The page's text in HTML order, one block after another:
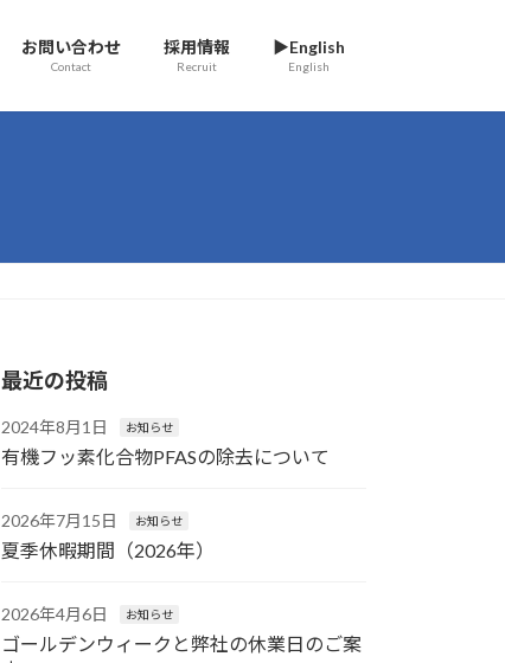
お問い合わせ
Contact
採用情報
Recruit
▶English
English
最近の投稿
2024年8月1日 お知らせ
有機フッ素化合物PFASの除去について
2026年7月15日 お知らせ
夏季休暇期間（2026年）
2026年4月6日 お知らせ
ゴールデンウィークと弊社の休業日のご案